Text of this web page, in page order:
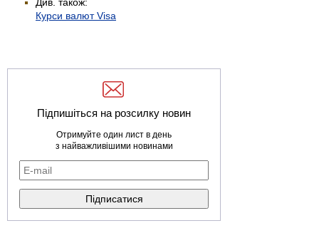
Курси валют Visa
Підпишіться на розсилку новин
Отримуйте один лист в день
з найважливішими новинами